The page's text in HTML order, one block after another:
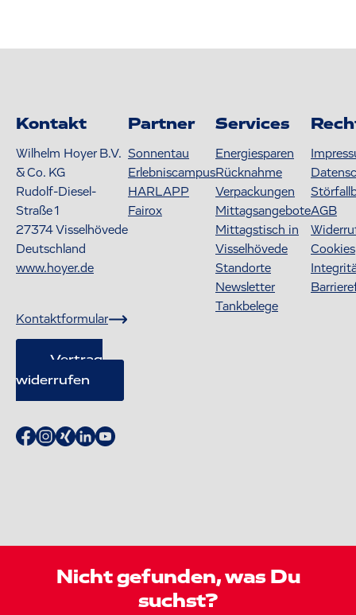
Kontakt
Wilhelm Hoyer B.V.
& Co. KG
Rudolf-Diesel-
Straße 1
27374Visselhövede
Deutschland
www.hoyer.de
Kontaktformular
Vertrag
widerrufen
Partner
Sonnentau
Erlebniscampus
HARLAPP
Fairox
Services
Energiesparen
Rücknahme
Verpackungen
Mittagsangebote
Mittagstisch in
Visselhövede
Standorte
Newsletter
Tankbelege
AGB
Cookies
Nicht gefunden, was Du
suchst?